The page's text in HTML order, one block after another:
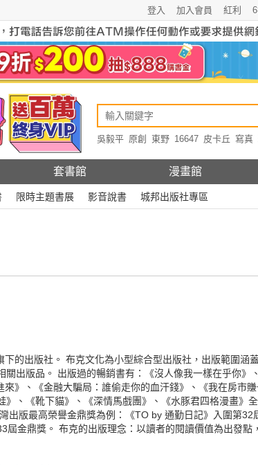
紅利
加入會員
登入
吳毅平 原創 東野 16647 皮卡丘 寫真
套書館 漫畫館
限時主題書展 影音說書 城邦出版社專區
的出版社。 布克文化為小型綜合型出版社，出版範圍涵
出版品。 出版過的暢銷書有：《沒人像我一樣在乎你》
》、《金融大騙局：誰偷走你的血汗錢》、《我在房市
》、《靴下貓》、《深情馬戲團》、《水豚君四格漫畫
出版最高榮譽金鼎獎為例：《TO by 通勤日記》入圍第32
屆金鼎獎。 布克的出版理念：以讀者的閱讀價值為出發點